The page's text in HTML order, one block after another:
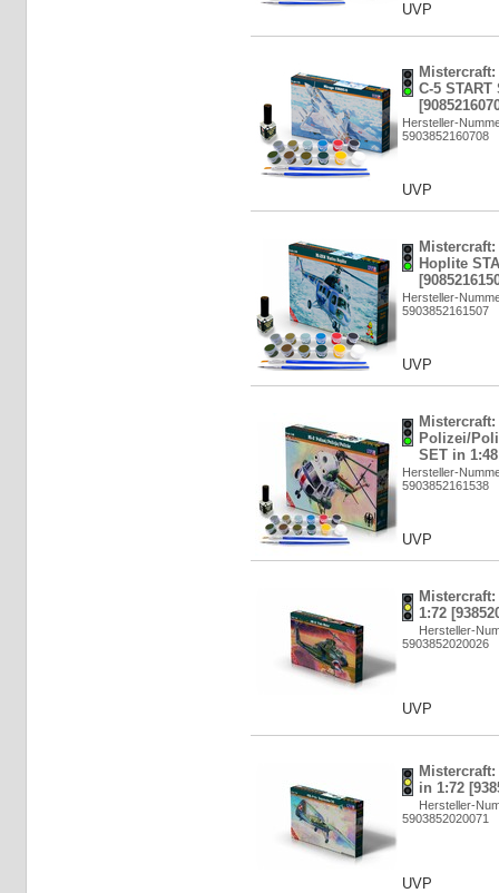
UVP
Mistercraft:
C-5 START
Hersteller-
5903852160708
UVP
Hoplite
Hersteller-
5903852161507
UVP
Mistercraft:
Polizei/
SET in
Hersteller-
5903852161538
UVP
1:72
Hersteller-
5903852020026
UVP
Mistercraft:
in 1:72
Hersteller-
5903852020071
UVP